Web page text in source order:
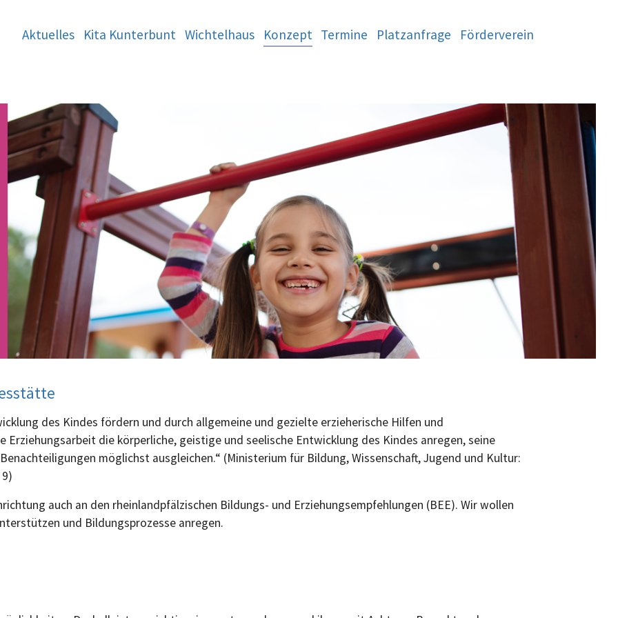
Aktuelles Kita Kunterbunt Wichtelhaus Konzept Termine Platzanfrage Förderverein
des Kindes fördern und durch allgemeine und gezielte erzieherische Hilfen und
die körperliche, geistige und seelische Entwicklung des Kindes anregen, seine
möglichst ausgleichen.“ (Ministerium für Bildung, Wissenschaft, Jugend und Kultur:
auch an den rheinlandpfälzischen Bildungs- und Erziehungsempfehlungen (BEE). Wir wollen
und Bildungsprozesse anregen.